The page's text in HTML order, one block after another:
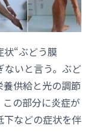
状“ぶどう膜
ないと言う。ぶど
供給と光の調節
の部分に炎症が
下などの症状を伴